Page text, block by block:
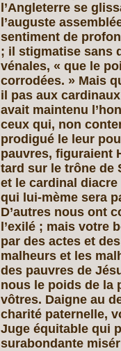
l’Angleterre se
l’auguste
sentiment de
; il stigmatise sans
vénales, « que le
corrodées. » Mais
il pas aux
avait maintenu
ceux qui, non
prodigué le leur
pauvres, figuraient
tard sur le trône de
et le cardinal
qui lui-mème sera
D’autres nous ont
l’exilé ; mais votre
par des actes et
malheurs et les
des pauvres de
nous le poids de la
vôtres. Daigne au
charité paternelle,
Juge équitable qui
surabondante